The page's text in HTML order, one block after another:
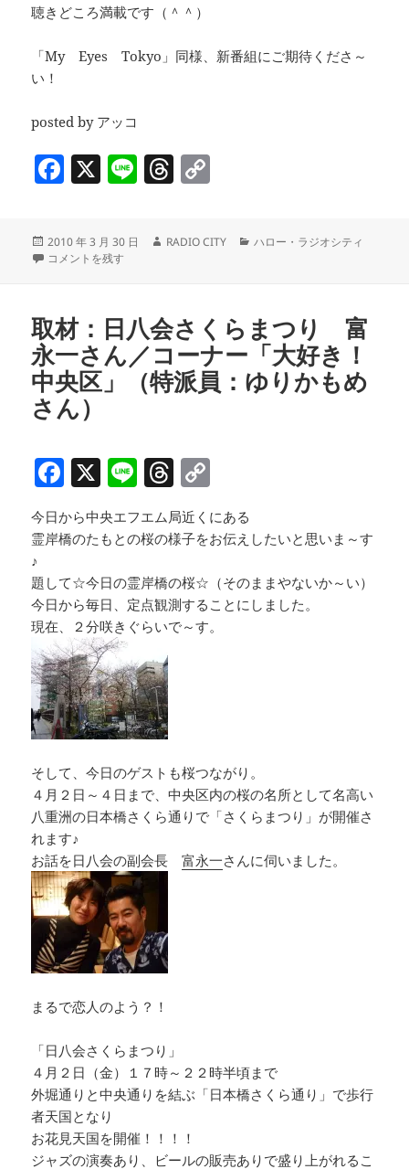
聴きどころ満載です（＾＾）
「My Eyes Tokyo」同様、新番組にご期待くださ～
い！
posted by アッコ
F
c
e
o
o
k
X Li T
re
a
s
p
y
n
k
投
稿
2010 年 3 月 30 日
作
RADIO CITY
カ
ハロー・ラジオシティ
ゲスト：「My Eyes Tokyo」徳橋功さん＆エカテリーナさん に
コメントを残す
取材：日八会さくらまつり 富
永一さん／コーナー「大好き！
中央区」（特派員：ゆりかもめ
さん）
F
a
c
b
o
o
k
X Li
e
T
h
re
d
s
p
y
Li
n
今日から中央エフエム局近くにある
霊岸橋のたもとの桜の様子をお伝えしたいと思いま～す
♪
題して☆今日の霊岸橋の桜☆（そのままやないか～い）
今日から毎日、定点観測することにしました。
現在、２分咲きぐらいで～す。
そして、今日のゲストも桜つながり。
４月２日～４日まで、中央区内の桜の名所として名高い
八重洲の日本橋さくら通りで「さくらまつり」が開催さ
れます♪
お話を日八会の副会長富永一さんに伺いました。
まるで恋人のよう？！
「日八会さくらまつり」
４月２日（金）１７時～２２時半頃まで
外堀通りと中央通りを結ぶ「日本橋さくら通り」で歩行
者天国となり
お花見天国を開催！！！！
ジャズの演奏あり、ビールの販売ありで盛り上がれるこ